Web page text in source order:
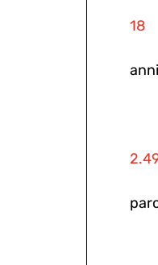
18